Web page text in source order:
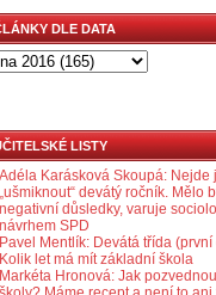
DLE DATA
LISTY
Adéla Karásková Skoupá: Nejde
„ušmiknout“ devátý ročník. Mělo
negativní důsledky, varuje
návrhem SPD
Pavel Mentlík: Devátá třída (první
Kolik let má mít základní škola
Markéta Hronová: Jak